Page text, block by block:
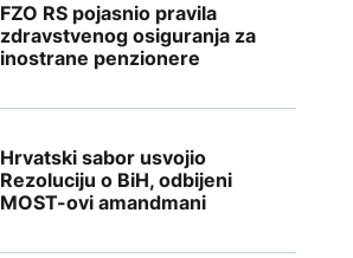
FZO RS pojasnio pravila
zdravstvenog osiguranja za
inostrane penzionere
Hrvatski sabor usvojio
Rezoluciju o BiH, odbijeni
MOST-ovi amandmani